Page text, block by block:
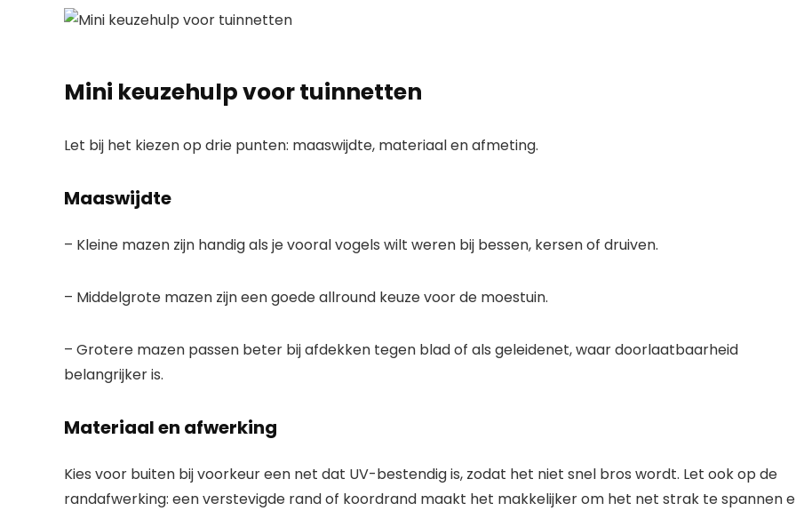
Mini keuzehulp voor tuinnetten
Let bij het kiezen op drie punten: maaswijdte, materiaal en afmeting.
Maaswijdte
– Kleine mazen zijn handig als je vooral vogels wilt weren bij bessen, kersen of druiven.
– Middelgrote mazen zijn een goede allround keuze voor de moestuin.
– Grotere mazen passen beter bij afdekken tegen blad of als geleidenet, waar doorlaatbaarheid
belangrijker is.
Materiaal en afwerking
Kies voor buiten bij voorkeur een net dat UV-bestendig is, zodat het niet snel bros wordt. Let ook op de
randafwerking: een verstevigde rand of koordrand maakt het makkelijker om het net strak te spannen